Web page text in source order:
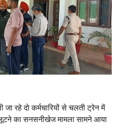
रहे दो कर्मचारियों से चलती ट्रेन में
का सनसनीखेज मामला सामने आया